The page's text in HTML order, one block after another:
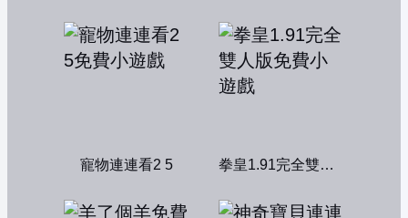
寵物連連看2 5 拳皇1.91完全雙人版